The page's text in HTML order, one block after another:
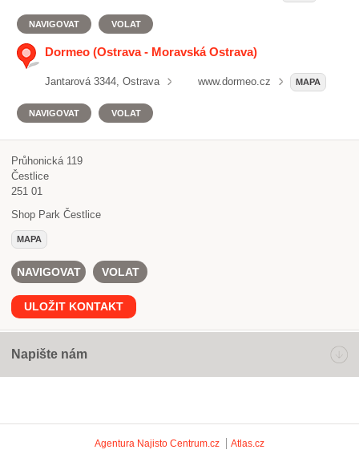
NAVIGOVAT VOLAT
Dormeo (Ostrava - Moravská Ostrava)
Jantarová 3344, Ostrava www.dormeo.cz MAPA
NAVIGOVAT VOLAT
Průhonická 119
Čestlice
251 01
Shop Park Čestlice
MAPA
NAVIGOVAT VOLAT
ULOŽIT KONTAKT
Napište nám
Agentura Najisto Centrum.cz Atlas.cz